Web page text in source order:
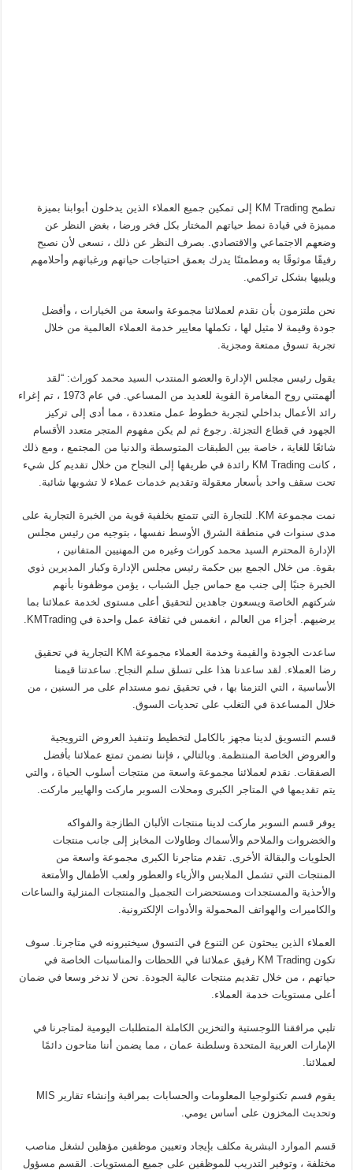
تطمح KM Trading إلى تمكين جميع العملاء الذين يدخلون أبوابنا بميزة
مميزة في قيادة نمط حياتهم المختار بكل فخر ورضا ، بغض النظر عن
وضعهم الاجتماعي والاقتصادي. بصرف النظر عن ذلك ، نسعى لأن نصبح
رفيقًا موثوقًا به ومطمئنًا يدرك بعمق احتياجات حياتهم ورغباتهم وأحلامهم
ويلبيها بشكل تراكمي.
نحن ملتزمون بأن نقدم لعملائنا مجموعة واسعة من الخيارات ، وأفضل
جودة وقيمة لا مثيل لها ، تكملها معايير خدمة العملاء العالمية من خلال
تجربة تسوق ممتعة ومجزية.
يقول رئيس مجلس الإدارة والعضو المنتدب السيد محمد كوراث: “لقد
ألهمتني روح المغامرة القوية للعديد من المساعي. في عام 1973 ، تم إغراء
رائد الأعمال بداخلي لتجربة خطوط عمل متعددة ، مما أدى إلى تركيز
الجهود في قطاع التجزئة. رجوع ثم لم يكن مفهوم المتجر متعدد الأقسام
شائعًا للغاية ، خاصة بين الطبقات المتوسطة والدنيا من المجتمع ، ومع ذلك
، كانت KM Trading رائدة في طريقها إلى النجاح من خلال تقديم كل شيء
تحت سقف واحد بأسعار معقولة وتقديم خدمات عملاء لا تشوبها شائبة.
نمت مجموعة KM. للتجارة التي تتمتع بخلفية قوية من الخبرة التجارية على
مدى سنوات في منطقة الشرق الأوسط نفسها ، بتوجيه من رئيس مجلس
الإدارة المحترم السيد محمد كوراث وغيره من المهنيين المتفانين ،
بقوة. من خلال الجمع بين حكمة رئيس مجلس الإدارة وكبار المديرين ذوي
الخبرة جنبًا إلى جنب مع حماس جيل الشباب ، يؤمن موظفونا بأنهم
شركتهم الخاصة ويسعون جاهدين لتحقيق أعلى مستوى لخدمة عملائنا بما
يرضيهم. أجزاء من العالم ، انغمس في ثقافة عمل واحدة في KMTrading.
ساعدت الجودة والقيمة وخدمة العملاء مجموعة KM التجارية في تحقيق
رضا العملاء. لقد ساعدنا هذا على تسلق سلم النجاح. ساعدتنا قيمنا
الأساسية ، التي التزمنا بها ، في تحقيق نمو مستدام على مر السنين ، من
خلال المساعدة في التغلب على تحديات السوق.
قسم التسويق لدينا مجهز بالكامل لتخطيط وتنفيذ العروض الترويجية
والعروض الخاصة المنتظمة. وبالتالي ، فإننا نضمن تمتع عملائنا بأفضل
الصفقات. نقدم لعملائنا مجموعة واسعة من منتجات أسلوب الحياة ، والتي
يتم تقديمها في المتاجر الكبرى ومحلات السوبر ماركت والهايبر ماركت.
يوفر قسم السوبر ماركت لدينا منتجات الألبان الطازجة والفواكه
والخضروات والملاحم والأسماك وطاولات المخابز إلى جانب منتجات
الحلويات والبقالة الأخرى. تقدم متاجرنا الكبرى مجموعة واسعة من
المنتجات التي تشمل الملابس والأزياء والعطور ولعب الأطفال والأمتعة
والأحذية والمستجدات ومستحضرات التجميل والمنتجات المنزلية والساعات
والكاميرات والهواتف المحمولة والأدوات الإلكترونية.
العملاء الذين يبحثون عن التنوع في التسوق سيختبرونه في متاجرنا. سوف
تكون KM Trading رفيق عملائنا في اللحظات والمناسبات الخاصة في
حياتهم ، من خلال تقديم منتجات عالية الجودة. نحن لا ندخر وسعا في ضمان
أعلى مستويات خدمة العملاء.
تلبي مرافقنا اللوجستية والتخزين الكاملة المتطلبات اليومية لمتاجرنا في
الإمارات العربية المتحدة وسلطنة عمان ، مما يضمن أننا متاحون دائمًا
لعملائنا.
يقوم قسم تكنولوجيا المعلومات والحسابات بمراقبة وإنشاء تقارير MIS
وتحديث المخزون على أساس يومي.
قسم الموارد البشرية مكلف بإيجاد وتعيين موظفين مؤهلين لشغل مناصب
مختلفة ، وتوفير التدريب للموظفين على جميع المستويات. القسم مسؤول